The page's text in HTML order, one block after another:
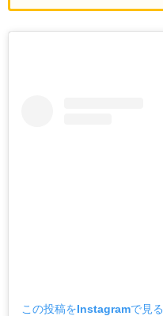
この投稿をInstagramで見る